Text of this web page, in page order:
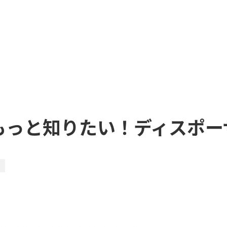
と知りたい！ディスポー